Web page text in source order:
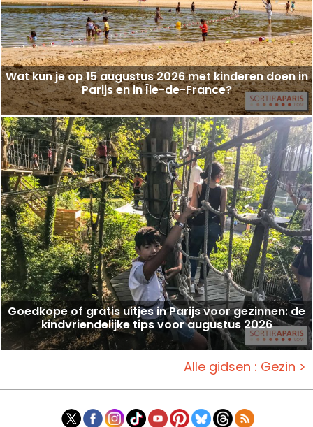
Wat kun je op 15 augustus 2026 met kinderen doen in
Parijs en in Île-de-France?
Goedkope of gratis uitjes in Parijs voor gezinnen: de
kindvriendelijke tips voor augustus 2026
Alle gidsen : Gezin >